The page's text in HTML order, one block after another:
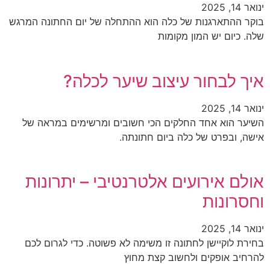
ינואר 14, 2025
בוקר ההתארגנות של כלה הוא ההתחלה של יום החתונה המרגש
שלה. כיום יש המון מקומות
איך לבחור עיצוב שיער לכלה?
ינואר 14, 2025
השיער הוא אחד החלקים הכי חשובים ומרשימים במראה של
אישה, ובפרט של כלה ביום חתונתה.
אולם אירועים אלטרנטיבי – יתרונות
וחסרונות
ינואר 14, 2025
בחירת לוקיישן לחתונה זו משימה לא פשוטה. כדי לגרום לכם
להרחיב אופקים ולחשוב קצת מחוץ